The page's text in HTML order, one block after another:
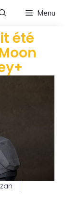
Menu
été